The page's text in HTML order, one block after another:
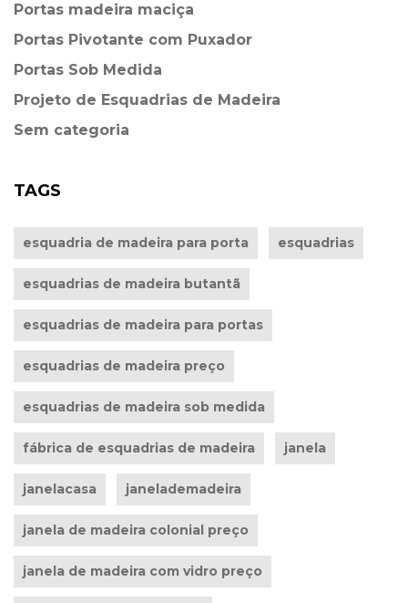
Portas madeira maciça
Portas Pivotante com Puxador
Portas Sob Medida
Projeto de Esquadrias de Madeira
Sem categoria
TAGS
esquadria de madeira para porta esquadrias
esquadrias de madeira butantã
esquadrias de madeira para portas
esquadrias de madeira preço
esquadrias de madeira sob medida
fábrica de esquadrias de madeira janela
janelacasa janelademadeira
janela de madeira colonial preço
janela de madeira com vidro preço